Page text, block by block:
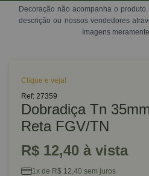
Decoração não acompanha o
descrição ou nossos vendedores
Imagens
Clique e veja!
Ref: 27359
Dobradiça Tn
Reta FGV/TN
R$ 12,40 à vista
1x de R$ 12,40 sem juros